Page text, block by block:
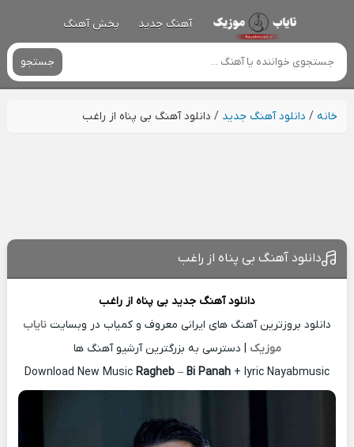
آهنگ جدید پخش آهنگ
جستجو
خانه/ دانلود آهنگ جدید / دانلود آهنگ بی پناه از راغب
دانلود آهنگ بی پناه از راغب
دانلود آهنگ جدید بی پناه از راغب
دانلود بروزترین آهنگ های ایرانی معروف و کمیاب در وبسایت نایاب
موزیک | دسترسی به بزرگترین آرشیو آهنگ ها
Download New Music Ragheb – Bi Panah + lyric Nayabmusic